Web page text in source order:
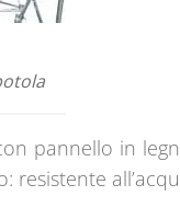
pannello in
resistente